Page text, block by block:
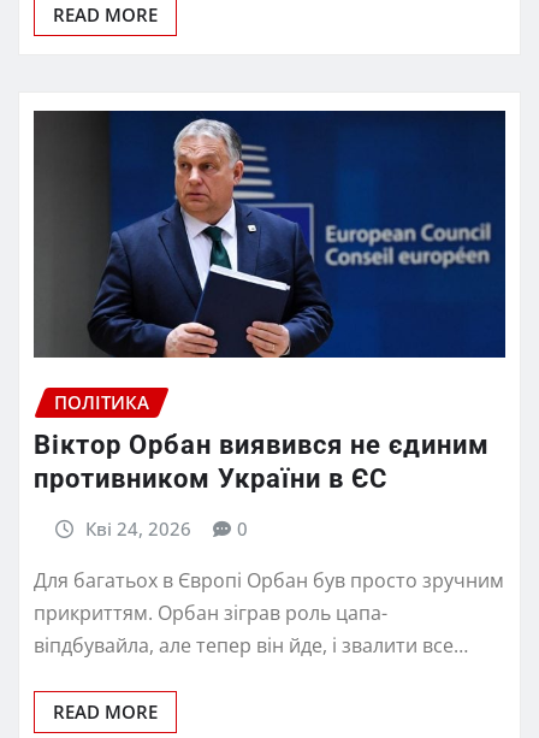
READ MORE
ПОЛІТИКА
Віктор Орбан виявився не єдиним
противником України в ЄС
Кві 24, 2026 0
Для багатьох в Європі Орбан був просто зручним
прикриттям. Орбан зіграв роль цапа-
віпдбувайла, але тепер він йде, і звалити все…
READ MORE